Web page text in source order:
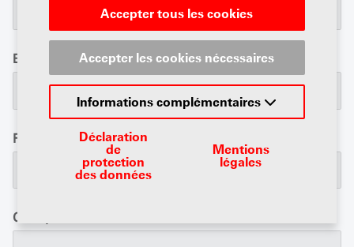
Accepter tous les cookies
Accepter les cookies nécessaires
Informations complémentaires
Déclaration
de
protection
des données
Mentions
légales
Entreprise
Rue / No.
Case postale